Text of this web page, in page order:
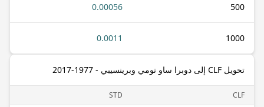
500
0.00056
1000
0.0011
تحويل CLF إلى دوبرا ساو تومي وبرينسيبي - 1977-2017
CLF
STD